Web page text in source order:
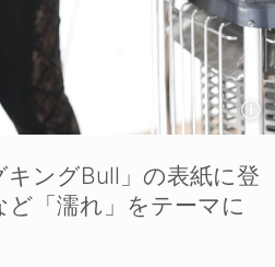
キングBull」の表紙に登
「濡れ」をテーマに